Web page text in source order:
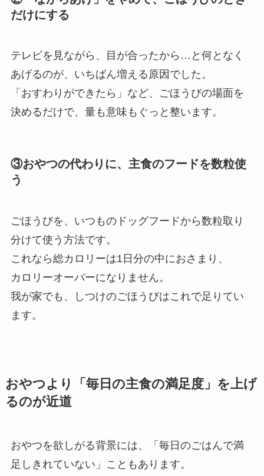
だけにする
テレビを見ながら、目が合ったから…と何となく
あげるのが、いちばん増える原因でした。
「おすわりができたら」など、ごほうびの場面を
決めるだけで、量も意味もぐっと整います。
③おやつの代わりに、主食のフードを数粒使
う
ごほうびを、いつものドッグフードから数粒取り
分けて使う方法です。
これなら総カロリーは1日分の中におさまり、
カロリーオーバーになりません。
我が家でも、しつけのごほうびはこれで足りてい
ます。
おやつより「毎日の主食の満足度」を上げ
るのが近道
おやつを欲しがる背景には、「毎日のごはんで満
足しきれていない」こともあります。